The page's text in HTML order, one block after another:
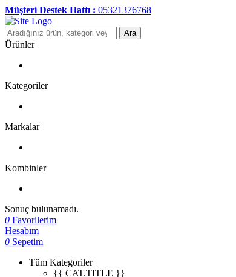
Müşteri Destek Hattı : 05321376768
Ara
Ürünler
Kategoriler
Markalar
Kombinler
Sonuç bulunamadı.
0 Favorilerim
Hesabım
0 Sepetim
Tüm Kategoriler
{{ CAT.TITLE }}